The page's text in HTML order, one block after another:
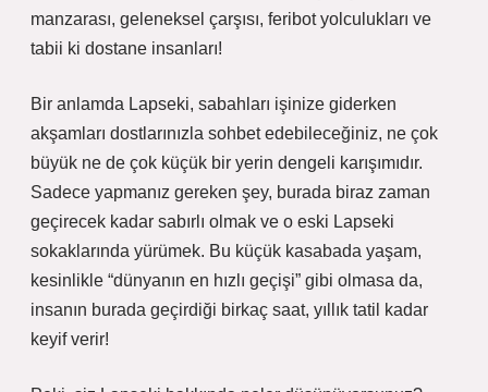
manzarası, geleneksel çarşısı, feribot yolculukları ve
tabii ki dostane insanları!
Bir anlamda Lapseki, sabahları işinize giderken
akşamları dostlarınızla sohbet edebileceğiniz, ne çok
büyük ne de çok küçük bir yerin dengeli karışımıdır.
Sadece yapmanız gereken şey, burada biraz zaman
geçirecek kadar sabırlı olmak ve o eski Lapseki
sokaklarında yürümek. Bu küçük kasabada yaşam,
kesinlikle “dünyanın en hızlı geçişi” gibi olmasa da,
insanın burada geçirdiği birkaç saat, yıllık tatil kadar
keyif verir!